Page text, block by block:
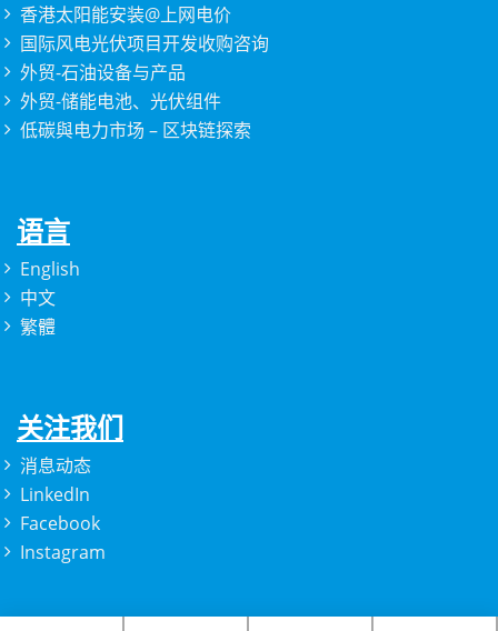
香港太阳能安装@上网电价
国际风电光伏项目开发收购咨询
外贸-石油设备与产品
外贸-储能电池、光伏组件
低碳與电力市场 – 区块链探索
语言
English
中文
繁體
关注我们
消息动态
LinkedIn
Facebook
Instagram